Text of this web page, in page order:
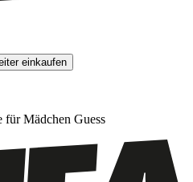
einkaufen
für Mädchen Guess